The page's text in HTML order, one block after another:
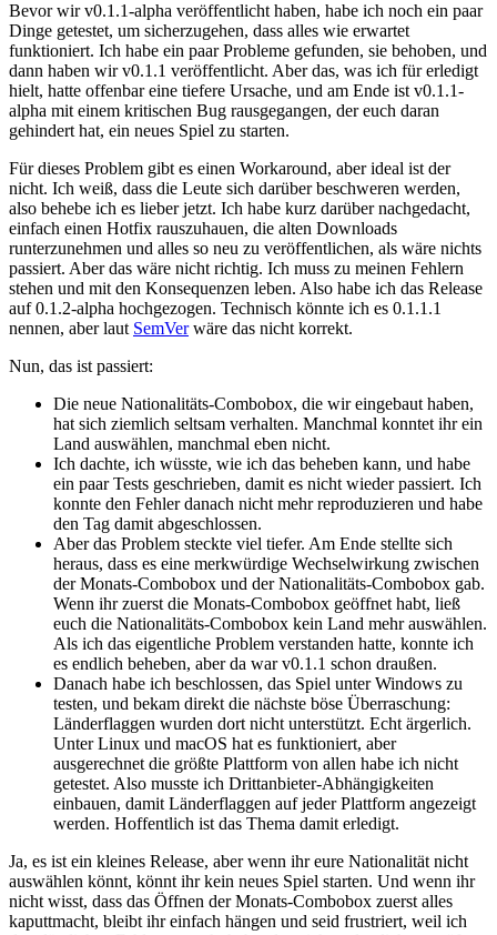
Bevor wir v0.1.1-alpha veröffentlicht haben, habe ich noch ein paar
Dinge getestet, um sicherzugehen, dass alles wie erwartet
funktioniert. Ich habe ein paar Probleme gefunden, sie behoben, und
dann haben wir v0.1.1 veröffentlicht. Aber das, was ich für erledigt
hielt, hatte offenbar eine tiefere Ursache, und am Ende ist v0.1.1-
alpha mit einem kritischen Bug rausgegangen, der euch daran
gehindert hat, ein neues Spiel zu starten.
Für dieses Problem gibt es einen Workaround, aber ideal ist der
nicht. Ich weiß, dass die Leute sich darüber beschweren werden,
also behebe ich es lieber jetzt. Ich habe kurz darüber nachgedacht,
einfach einen Hotfix rauszuhauen, die alten Downloads
runterzunehmen und alles so neu zu veröffentlichen, als wäre nichts
passiert. Aber das wäre nicht richtig. Ich muss zu meinen Fehlern
stehen und mit den Konsequenzen leben. Also habe ich das Release
auf 0.1.2-alpha hochgezogen. Technisch könnte ich es 0.1.1.1
nennen, aber laut SemVerwäre das nicht korrekt.
Nun, das ist passiert:
Die neue Nationalitäts-Combobox, die wir eingebaut haben,
hat sich ziemlich seltsam verhalten. Manchmal konntet ihr ein
Land auswählen, manchmal eben nicht.
Ich dachte, ich wüsste, wie ich das beheben kann, und habe
ein paar Tests geschrieben, damit es nicht wieder passiert. Ich
konnte den Fehler danach nicht mehr reproduzieren und habe
den Tag damit abgeschlossen.
Aber das Problem steckte viel tiefer. Am Ende stellte sich
heraus, dass es eine merkwürdige Wechselwirkung zwischen
der Monats-Combobox und der Nationalitäts-Combobox gab.
Wenn ihr zuerst die Monats-Combobox geöffnet habt, ließ
euch die Nationalitäts-Combobox kein Land mehr auswählen.
Als ich das eigentliche Problem verstanden hatte, konnte ich
es endlich beheben, aber da war v0.1.1 schon draußen.
Danach habe ich beschlossen, das Spiel unter Windows zu
testen, und bekam direkt die nächste böse Überraschung:
Länderflaggen wurden dort nicht unterstützt. Echt ärgerlich.
Unter Linux und macOS hat es funktioniert, aber
ausgerechnet die größte Plattform von allen habe ich nicht
getestet. Also musste ich Drittanbieter-Abhängigkeiten
einbauen, damit Länderflaggen auf jeder Plattform angezeigt
werden. Hoffentlich ist das Thema damit erledigt.
Ja, es ist ein kleines Release, aber wenn ihr eure Nationalität nicht
auswählen könnt, könnt ihr kein neues Spiel starten. Und wenn ihr
nicht wisst, dass das Öffnen der Monats-Combobox zuerst alles
kaputtmacht, bleibt ihr einfach hängen und seid frustriert, weil ich